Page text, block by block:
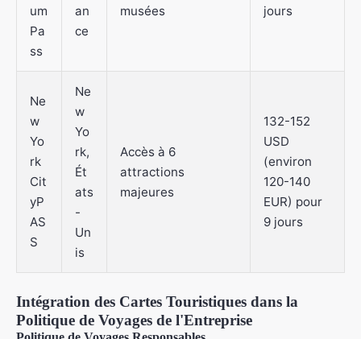
um
Pa
ss
an
ce
musées
jours
Ne
w
Yo
rk
Cit
yP
AS
S
Ne
w
Yo
rk,
Ét
ats
-
Un
is
Accès à 6
attractions
majeures
132-152
USD
(environ
120-140
EUR) pour
9 jours
Intégration des Cartes Touristiques dans la
Politique de Voyages de l'Entreprise